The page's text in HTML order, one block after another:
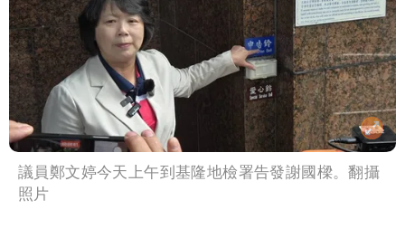
議員鄭文婷今天上午到基隆地檢署告發謝國樑。翻攝
照片